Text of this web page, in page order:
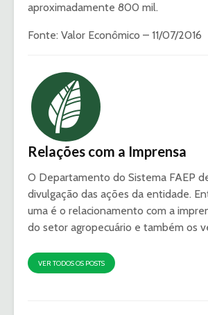
aproximadamente 800 mil.
Fonte: Valor Econômico – 11/07/2016
Relações com a Imprensa
O Departamento do Sistema FAEP
divulgação das ações da entidade.
uma é o relacionamento com a
do setor agropecuário e também os
VER TODOS OS POSTS